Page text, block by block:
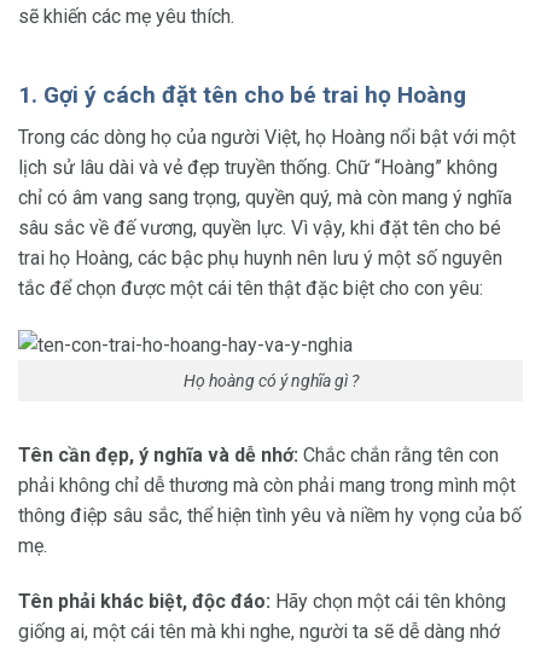
sẽ khiến các mẹ yêu thích.
1. Gợi ý cách đặt tên cho bé trai họ Hoàng
Trong các dòng họ của người Việt, họ Hoàng nổi bật với một
lịch sử lâu dài và vẻ đẹp truyền thống. Chữ “Hoàng” không
chỉ có âm vang sang trọng, quyền quý, mà còn mang ý nghĩa
sâu sắc về đế vương, quyền lực. Vì vậy, khi đặt tên cho bé
trai họ Hoàng, các bậc phụ huynh nên lưu ý một số nguyên
tắc để chọn được một cái tên thật đặc biệt cho con yêu:
Họ hoàng có ý nghĩa gì ?
Tên cần đẹp, ý nghĩa và dễ nhớ: Chắc chắn rằng tên con
phải không chỉ dễ thương mà còn phải mang trong mình một
thông điệp sâu sắc, thể hiện tình yêu và niềm hy vọng của bố
mẹ.
Tên phải khác biệt, độc đáo: Hãy chọn một cái tên không
giống ai, một cái tên mà khi nghe, người ta sẽ dễ dàng nhớ